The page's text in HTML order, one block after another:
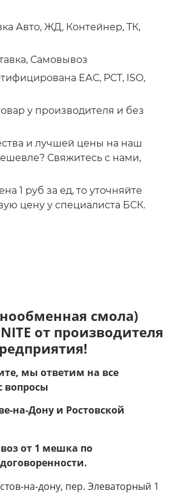
Авто, ЖД, Контейнер, ТК,
Самовывоз
ЕАС, РСТ, ISO,
у производителя и без
и лучшей цены на наш
Свяжитесь с нами,
1 руб за ед, то уточняйте
цену у специалиста БСК.
смола)
от производителя
мы ответим на все
вопросы
на-Дону и Ростовской
от 1 мешка по
на-дону, пер. Элеваторный 1